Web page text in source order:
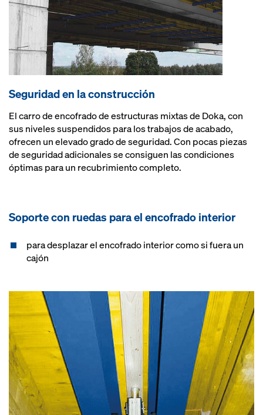
Seguridad en la construcción
El carro de encofrado de estructuras mixtas de Doka, con
sus niveles suspendidos para los trabajos de acabado,
ofrecen un elevado grado de seguridad. Con pocas piezas
de seguridad adicionales se consiguen las condiciones
óptimas para un recubrimiento completo.
Soporte con ruedas para el encofrado interior
para desplazar el encofrado interior como si fuera un
cajón